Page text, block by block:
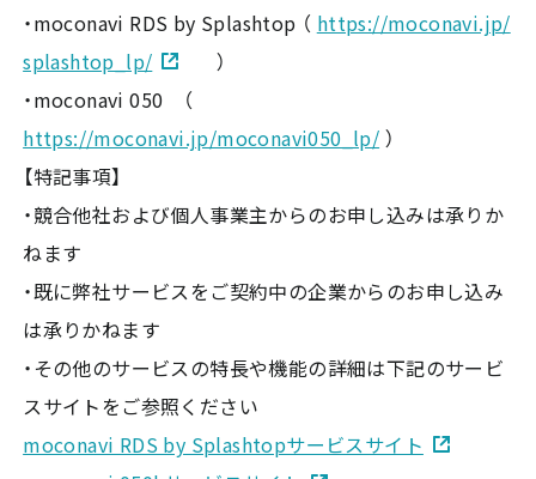
・moconavi RDS by Splashtop （ https://moconavi.jp/
splashtop_lp/
）
・moconavi 050 （
https://moconavi.jp/moconavi050_lp/ ）
【特記事項】
・競合他社および個人事業主からのお申し込みは承りか
ねます
・既に弊社サービスをご契約中の企業からのお申し込み
は承りかねます
・その他のサービスの特長や機能の詳細は下記のサービ
スサイトをご参照ください
moconavi RDS by Splashtopサービスサイト